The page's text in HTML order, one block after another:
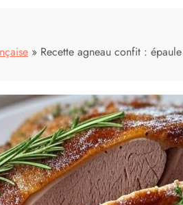
» Recette agneau confit :